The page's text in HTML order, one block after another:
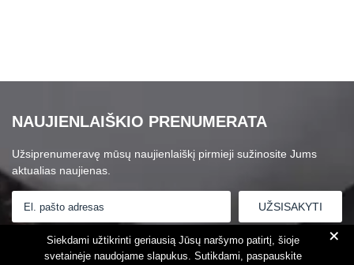
NAUJIENLAIŠKIO PRENUMERATA
Užsiprenumeravę mūsų naujienlaiškį pirmieji sužinosite Jums
aktualias naujienas.
Susipažinau suPrivatumo politika +
Siekdami užtikrinti geriausią Jūsų naršymo patirtį, šioje
svetainėje naudojame slapukus. Sutikdami, paspauskite